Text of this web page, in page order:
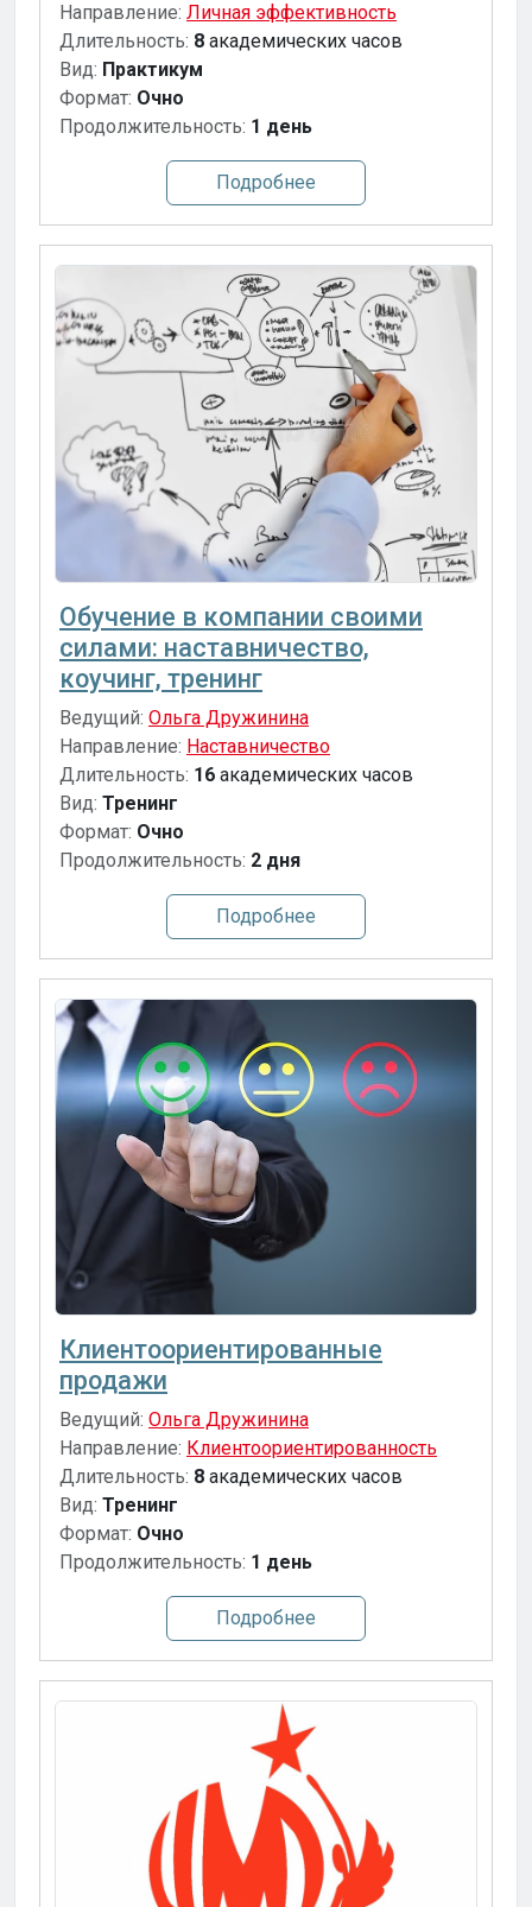
Направление: Личная эффективность
Длительность: 8 академических часов
Вид: Практикум
Формат: Очно
Продолжительность: 1 день
Подробнее
Обучение в компании своими
силами: наставничество,
коучинг, тренинг
Ведущий: Ольга Дружинина
Направление: Наставничество
Длительность: 16 академических часов
Вид: Тренинг
Формат: Очно
Продолжительность: 2 дня
Подробнее
Клиентоориентированные
продажи
Ведущий: Ольга Дружинина
Направление: Клиентоориентированность
Длительность: 8 академических часов
Вид: Тренинг
Формат: Очно
Продолжительность: 1 день
Подробнее